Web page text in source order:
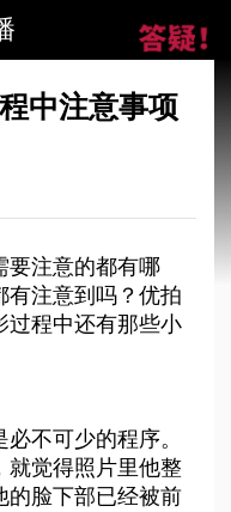
中注意事项
要注意的都有哪
有注意到吗？优拍
过程中还有那些小
不可少的程序。
就觉得照片里他整
的脸下部已经被前